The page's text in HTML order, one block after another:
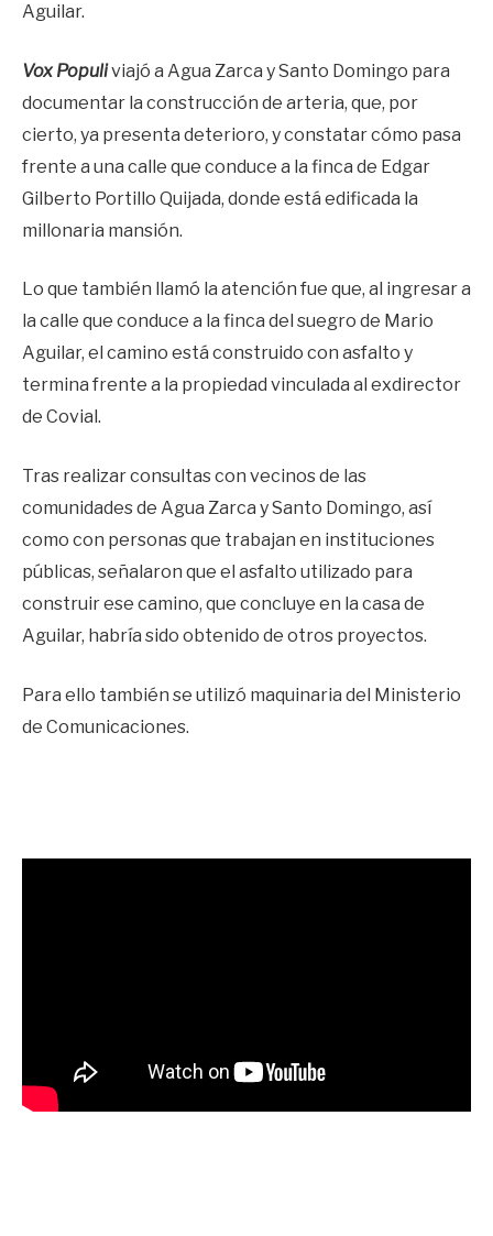
Aguilar.
Vox Populiviajó a Agua Zarca y Santo Domingo para
documentar la construcción de arteria, que, por
cierto, ya presenta deterioro, y constatar cómo pasa
frente a una calle que conduce a la finca de Edgar
Gilberto Portillo Quijada, donde está edificada la
millonaria mansión.
Lo que también llamó la atención fue que, al ingresar a
la calle que conduce a la finca del suegro de Mario
Aguilar, el camino está construido con asfalto y
termina frente a la propiedad vinculada al exdirector
de Covial.
Tras realizar consultas con vecinos de las
comunidades de Agua Zarca y Santo Domingo, así
como con personas que trabajan en instituciones
públicas, señalaron que el asfalto utilizado para
construir ese camino, que concluye en la casa de
Aguilar, habría sido obtenido de otros proyectos.
Para ello también se utilizó maquinaria del Ministerio
de Comunicaciones.